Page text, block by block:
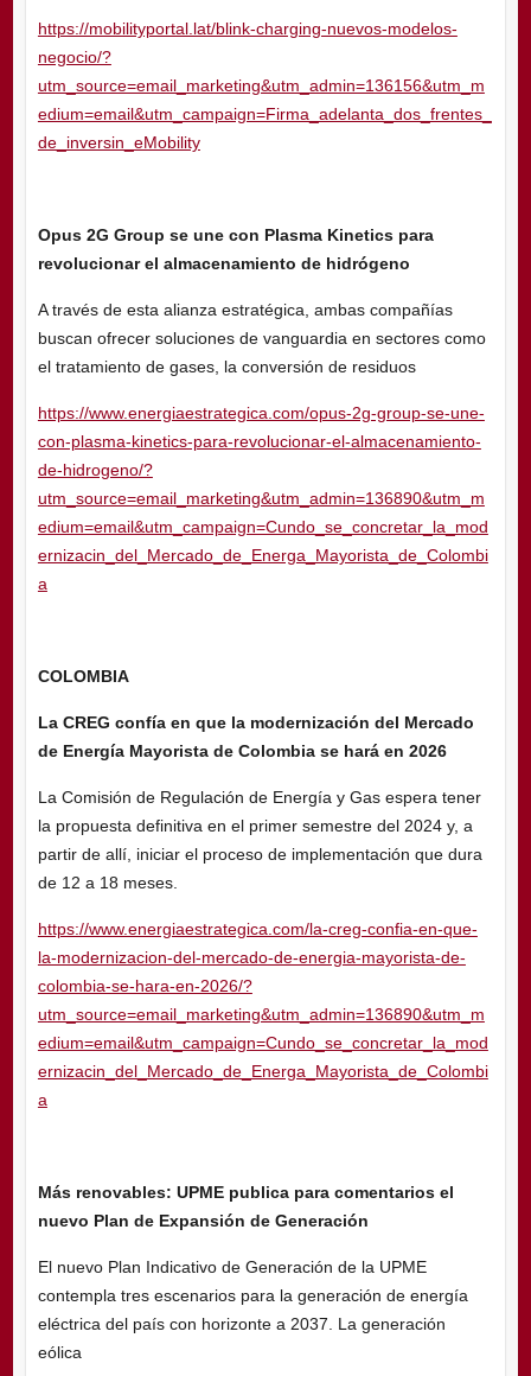
https://mobilityportal.lat/blink-charging-nuevos-modelos-
negocio/?
utm_source=email_marketing&utm_admin=136156&utm_m
edium=email&utm_campaign=Firma_adelanta_dos_frentes_
de_inversin_eMobility
Opus 2G Group se une con Plasma Kinetics para
revolucionar el almacenamiento de hidrógeno
A través de esta alianza estratégica, ambas compañías
buscan ofrecer soluciones de vanguardia en sectores como
el tratamiento de gases, la conversión de residuos
https://www.energiaestrategica.com/opus-2g-group-se-une-
con-plasma-kinetics-para-revolucionar-el-almacenamiento-
de-hidrogeno/?
utm_source=email_marketing&utm_admin=136890&utm_m
edium=email&utm_campaign=Cundo_se_concretar_la_mod
ernizacin_del_Mercado_de_Energa_Mayorista_de_Colombi
a
COLOMBIA
La CREG confía en que la modernización del Mercado
de Energía Mayorista de Colombia se hará en 2026
La Comisión de Regulación de Energía y Gas espera tener
la propuesta definitiva en el primer semestre del 2024 y, a
partir de allí, iniciar el proceso de implementación que dura
de 12 a 18 meses.
https://www.energiaestrategica.com/la-creg-confia-en-que-
la-modernizacion-del-mercado-de-energia-mayorista-de-
colombia-se-hara-en-2026/?
utm_source=email_marketing&utm_admin=136890&utm_m
edium=email&utm_campaign=Cundo_se_concretar_la_mod
ernizacin_del_Mercado_de_Energa_Mayorista_de_Colombi
a
Más renovables: UPME publica para comentarios el
nuevo Plan de Expansión de Generación
El nuevo Plan Indicativo de Generación de la UPME
contempla tres escenarios para la generación de energía
eléctrica del país con horizonte a 2037. La generación
eólica